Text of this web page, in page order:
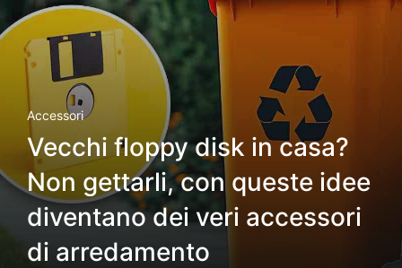
Accessori
Vecchi floppy disk in casa?
Non gettarli, con queste idee
diventano dei veri accessori
di arredamento